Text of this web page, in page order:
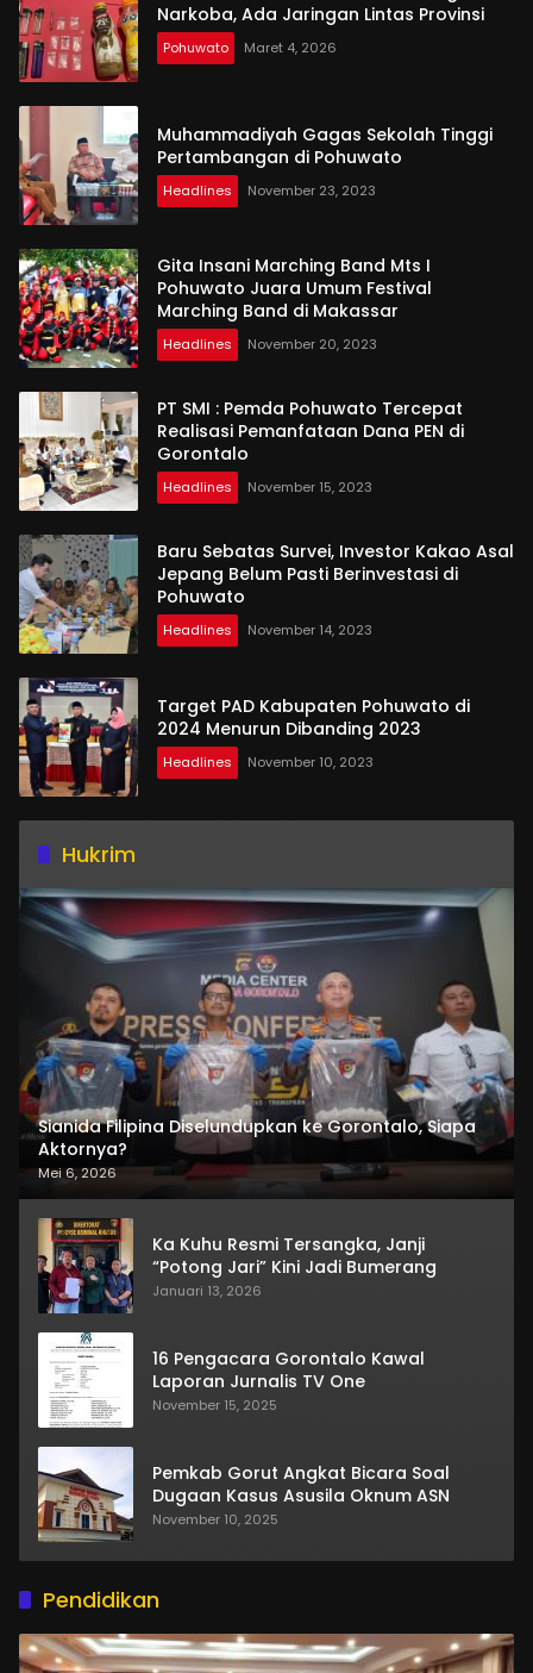
Narkoba, Ada Jaringan Lintas Provinsi
Pohuwato Maret 4, 2026
Muhammadiyah Gagas Sekolah Tinggi
Pertambangan di Pohuwato
Headlines November 23, 2023
Gita Insani Marching Band Mts I
Pohuwato Juara Umum Festival
Marching Band di Makassar
Headlines November 20, 2023
PT SMI : Pemda Pohuwato Tercepat
Realisasi Pemanfataan Dana PEN di
Gorontalo
Headlines November 15, 2023
Baru Sebatas Survei, Investor Kakao Asal
Jepang Belum Pasti Berinvestasi di
Pohuwato
Headlines November 14, 2023
Target PAD Kabupaten Pohuwato di
2024 Menurun Dibanding 2023
Headlines November 10, 2023
Hukrim
Sianida Filipina Diselundupkan ke Gorontalo, Siapa
Aktornya?
Mei 6, 2026
Ka Kuhu Resmi Tersangka, Janji
“Potong Jari” Kini Jadi Bumerang
Januari 13, 2026
16 Pengacara Gorontalo Kawal
Laporan Jurnalis TV One
November 15, 2025
Pemkab Gorut Angkat Bicara Soal
Dugaan Kasus Asusila Oknum ASN
November 10, 2025
Pendidikan